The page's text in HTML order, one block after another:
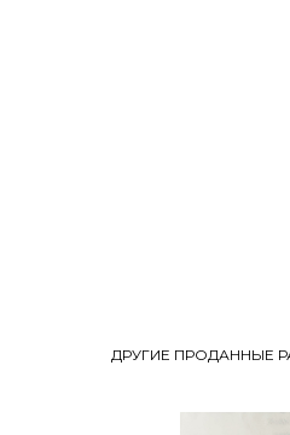
ДРУГИЕ ПРОДАННЫЕ